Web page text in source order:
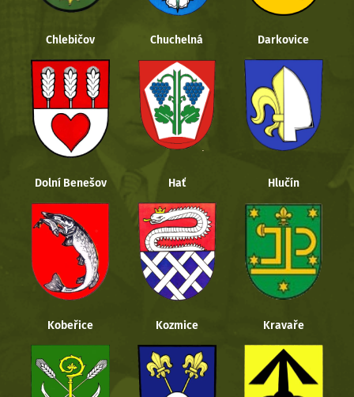
Chlebičov Chuchelná Darkovice
Dolní Benešov Hať Hlučín
Kobeřice Kozmice Kravaře